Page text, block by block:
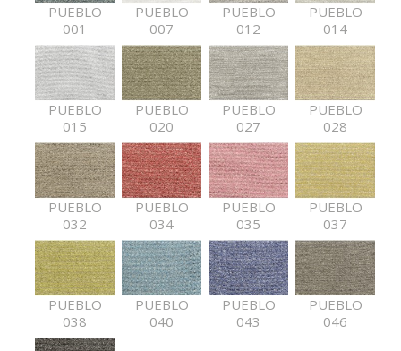
PUEBLO
001
PUEBLO
007
PUEBLO
012
PUEBLO
014
PUEBLO
015
PUEBLO
020
PUEBLO
027
PUEBLO
028
PUEBLO
032
PUEBLO
034
PUEBLO
035
PUEBLO
037
PUEBLO
038
PUEBLO
040
PUEBLO
043
PUEBLO
046